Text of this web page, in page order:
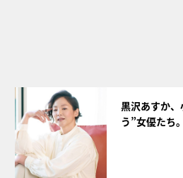
黒沢あすか
う”女優たち